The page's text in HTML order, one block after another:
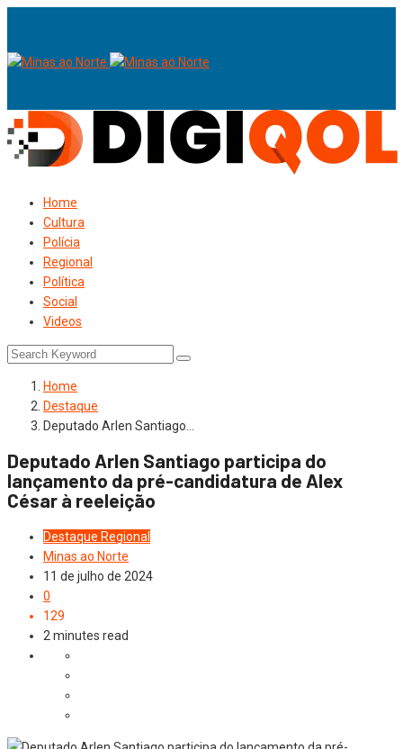
Home
Cultura
Polícia
Regional
Política
Social
Videos
Home
Destaque
Deputado Arlen Santiago…
Deputado Arlen Santiago participa do
lançamento da pré-candidatura de Alex
César à reeleição
Destaque Regional
Minas ao Norte
11 de julho de 2024
0
129
2 minutes read